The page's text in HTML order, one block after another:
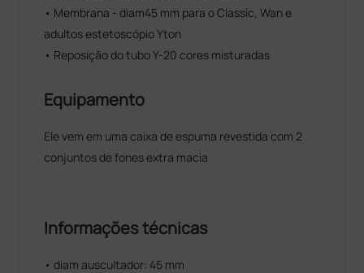
• Membrana - diam45 mm para o Classic, Wan e
adultos estetoscópio Yton
• Reposição do tubo Y-20 cores misturadas
Equipamento
Ele vem em uma caixa de espuma revestida com 2
conjuntos de fones extra macia
Informações técnicas
• diam auscultador: 45 mm